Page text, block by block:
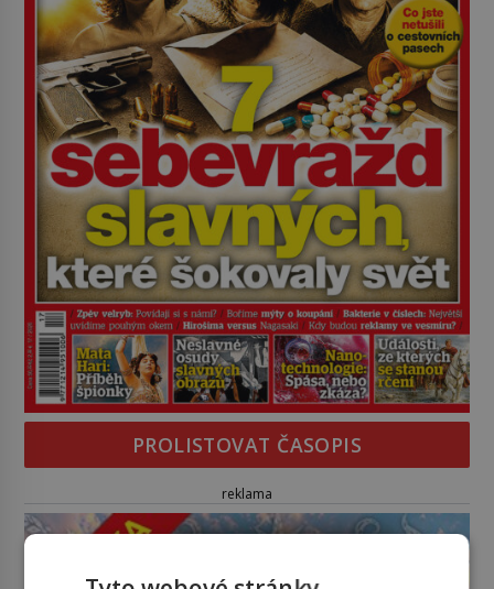
PROLISTOVAT ČASOPIS
reklama